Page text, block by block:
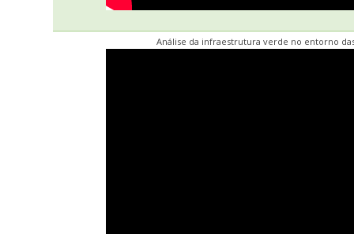
Análise da infraestrutura verde no entorno